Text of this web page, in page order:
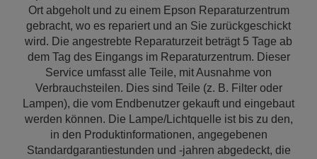
Ort abgeholt und zu einem Epson Reparaturzentrum
gebracht, wo es repariert und an Sie zurückgeschickt
wird. Die angestrebte Reparaturzeit beträgt 5 Tage ab
dem Tag des Eingangs im Reparaturzentrum. Dieser
Service umfasst alle Teile, mit Ausnahme von
Verbrauchsteilen. Dies sind Teile (z. B. Filter oder
Lampen), die vom Endbenutzer gekauft und eingebaut
werden können. Die Lampe/Lichtquelle ist bis zu den,
in den Produktinformationen, angegebenen
Standardgarantiestunden und -jahren abgedeckt, die